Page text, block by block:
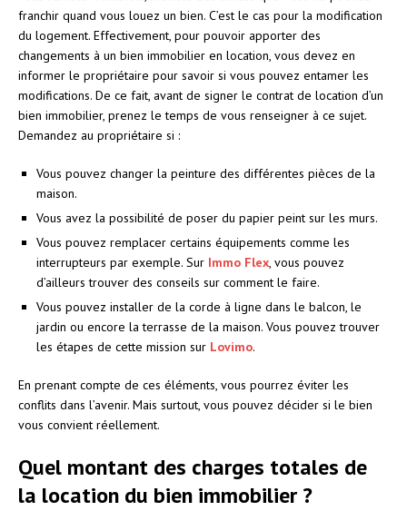
franchir quand vous louez un bien. C’est le cas pour la modification
du logement. Effectivement, pour pouvoir apporter des
changements à un bien immobilier en location, vous devez en
informer le propriétaire pour savoir si vous pouvez entamer les
modifications. De ce fait, avant de signer le contrat de location d’un
bien immobilier, prenez le temps de vous renseigner à ce sujet.
Demandez au propriétaire si :
Vous pouvez changer la peinture des différentes pièces de la
maison.
Vous avez la possibilité de poser du papier peint sur les murs.
Vous pouvez remplacer certains équipements comme les
interrupteurs par exemple. Sur Immo Flex, vous pouvez
d’ailleurs trouver des conseils sur comment le faire.
Vous pouvez installer de la corde à ligne dans le balcon, le
jardin ou encore la terrasse de la maison. Vous pouvez trouver
les étapes de cette mission sur Lovimo.
En prenant compte de ces éléments, vous pourrez éviter les
conflits dans l’avenir. Mais surtout, vous pouvez décider si le bien
vous convient réellement.
Quel montant des charges totales de
la location du bien immobilier ?